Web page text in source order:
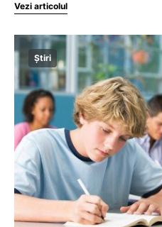
Vezi articolul
Știri